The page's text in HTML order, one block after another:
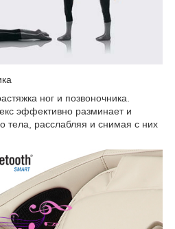
ног и позвоночника.
эффективно разминает и
тела, расслабляя и снимая с них